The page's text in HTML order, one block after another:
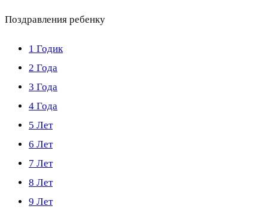
Поздравления ребенку
1 Годик
2 Года
3 Года
4 Года
5 Лет
6 Лет
7 Лет
8 Лет
9 Лет